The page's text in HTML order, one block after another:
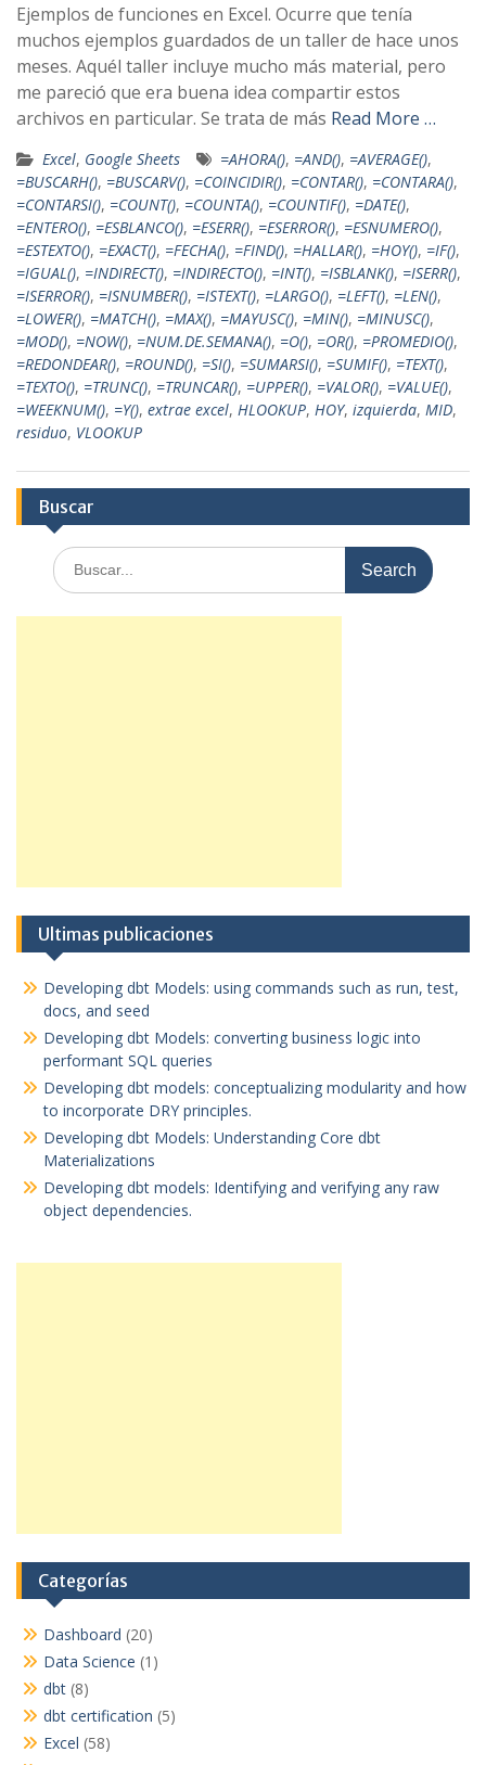
Ejemplos de funciones en Excel. Ocurre que tenía
muchos ejemplos guardados de un taller de hace unos
meses. Aquél taller incluye mucho más material, pero
me pareció que era buena idea compartir estos
archivos en particular. Se trata de más Read More …
Excel, Google Sheets =AHORA(), =AND(), =AVERAGE(),
=BUSCARH(), =BUSCARV(), =COINCIDIR(), =CONTAR(), =CONTARA(),
=CONTARSI(), =COUNT(), =COUNTA(), =COUNTIF(), =DATE(),
=ENTERO(), =ESBLANCO(), =ESERR(), =ESERROR(), =ESNUMERO(),
=ESTEXTO(), =EXACT(), =FECHA(), =FIND(), =HALLAR(), =HOY(), =IF(),
=IGUAL(), =INDIRECT(), =INDIRECTO(), =INT(), =ISBLANK(), =ISERR(),
=ISERROR(), =ISNUMBER(), =ISTEXT(), =LARGO(), =LEFT(), =LEN(),
=LOWER(), =MATCH(), =MAX(), =MAYUSC(), =MIN(), =MINUSC(),
=MOD(), =NOW(), =NUM.DE.SEMANA(), =O(), =OR(), =PROMEDIO(),
=REDONDEAR(), =ROUND(), =SI(), =SUMARSI(), =SUMIF(), =TEXT(),
=TEXTO(), =TRUNC(), =TRUNCAR(), =UPPER(), =VALOR(), =VALUE(),
=WEEKNUM(), =Y(), extrae excel, HLOOKUP, HOY, izquierda, MID,
residuo, VLOOKUP
Buscar
Search
for:
Ultimas publicaciones
Developing dbt Models: using commands such as run, test,
docs, and seed
Developing dbt Models: converting business logic into
performant SQL queries
Developing dbt models: conceptualizing modularity and how
to incorporate DRY principles.
Developing dbt Models: Understanding Core dbt
Materializations
Developing dbt models: Identifying and verifying any raw
object dependencies.
Categorías
Dashboard (20)
Data Science (1)
dbt (8)
dbt certification (5)
Excel (58)